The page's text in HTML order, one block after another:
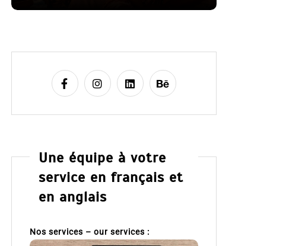
Une équipe à votre
service en français et
en anglais
Nos services – our services :